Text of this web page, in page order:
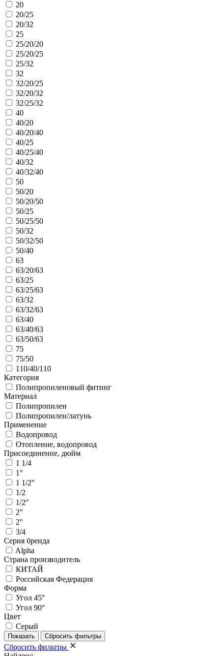
20
20/25
20/32
25
25/20/20
25/20/25
25/32
32
32/20/25
32/20/32
32/25/32
40
40/20
40/20/40
40/25
40/25/40
40/32
40/32/40
50
50/20
50/20/50
50/25
50/25/50
50/32
50/32/50
50/40
63
63/20/63
63/25
63/25/63
63/32
63/32/63
63/40
63/40/63
63/50/63
75
75/50
110/40/110
Категория
Полипропиленовый фитинг
Материал
Полипропилен
Полипропилен/латунь
Применение
Водопровод
Отопление, водопровод
Присоединение, дюйм
1 1/4
1"
1 1/2"
1/2
1/2"
2"
2"
3/4
Серия бренда
Alpha
Страна производитель
КИТАЙ
Российская Федерация
Форма
Угол 45°
Угол 90°
Цвет
Серый
Сбросить фильтры